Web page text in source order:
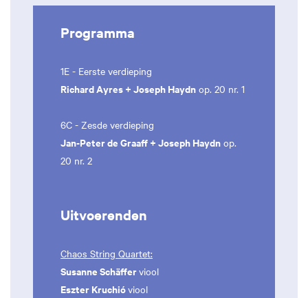
Programma
1E - Eerste verdieping
Richard Ayres + Joseph Haydn op. 20 nr. 1
6C - Zesde verdieping
Jan-Peter de Graaff + Joseph Haydn op.
20 nr. 2
Uitvoerenden
Chaos String Quartet:
Susanne Schäfferviool
Eszter Kruchióviool